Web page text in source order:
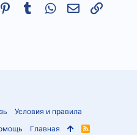
Pinterest
Tumblr WhatsAppСсылка
Условия и правила
Главная
R